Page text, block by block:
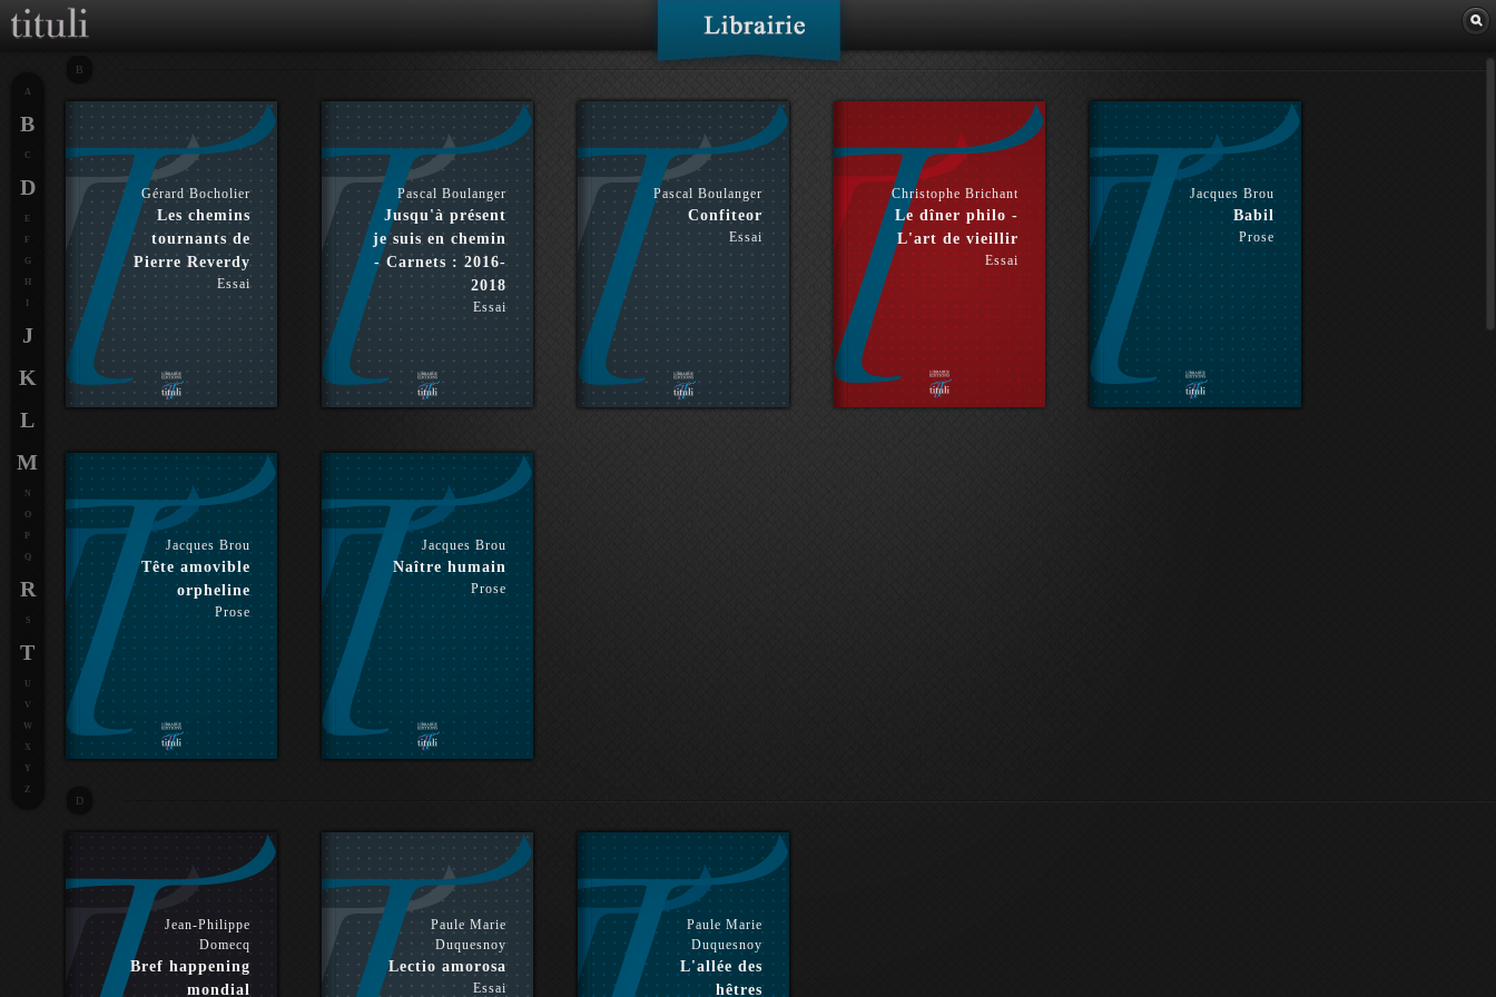
B
Gérard Bocholier
Les chemins
tournants de
Pierre Reverdy
Essai
Pascal Boulanger
Jusqu'à présent
je suis en chemin
- Carnets : 2016-
2018
Essai
Pascal Boulanger
Confiteor
Essai
Christophe Brichant
Le dîner philo -
L'art de vieillir
Essai
Jacques Brou
Babil
Prose
Jacques Brou
Tête amovible
orpheline
Prose
Jacques Brou
Naître humain
Prose
D
Jean-Philippe
Domecq
Bref happening
mondial
Paule Marie
Duquesnoy
Lectio amorosa
Essai
Paule Marie
Duquesnoy
L'allée des
hêtres
A
B
C
D
E
F
G
J
K
L
M
N
O
P
Q
R
S
T
U
V
W
X
Y
Z